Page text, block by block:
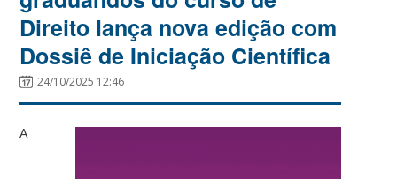
Direito lança nova edição com
Dossiê de Iniciação Científica
24/10/2025 12:46
A